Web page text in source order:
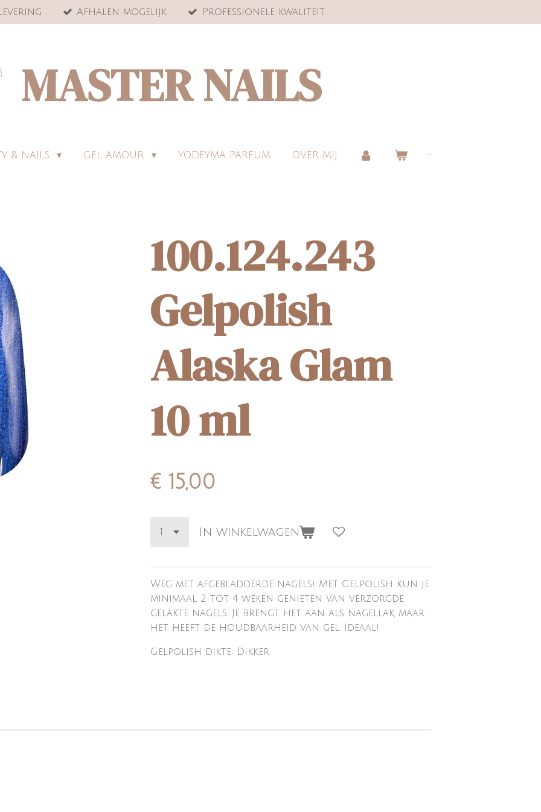
Afhalen mogelijk Professionele kwaliteit
MASTER NAILS
& NAILS GEL AMOUR YODEYMA PARFUM OVER MIJ
100.124.243
Gelpolish
Alaska Glam
10 ml
€ 15,00
In winkelwagen
Weg met afgebladderde nagels! Met Gelpolish kun je
minimaal 2 tot 4 weken genieten van verzorgde
gelakte nagels. Je brengt het aan als nagellak, maar
het heeft de houdbaarheid van gel. Ideaal!
Gelpolish dikte: Dikker